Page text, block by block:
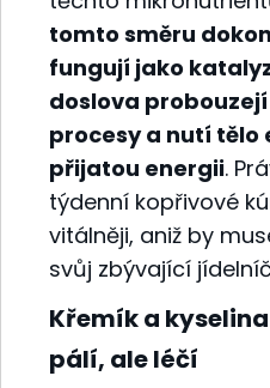
tomto směru
fungují jako
doslova
procesy a nutí
přijatou energii.
týdenní kopřivové
vitálněji, aniž by
svůj zbývající
Křemík a
pálí, ale léčí